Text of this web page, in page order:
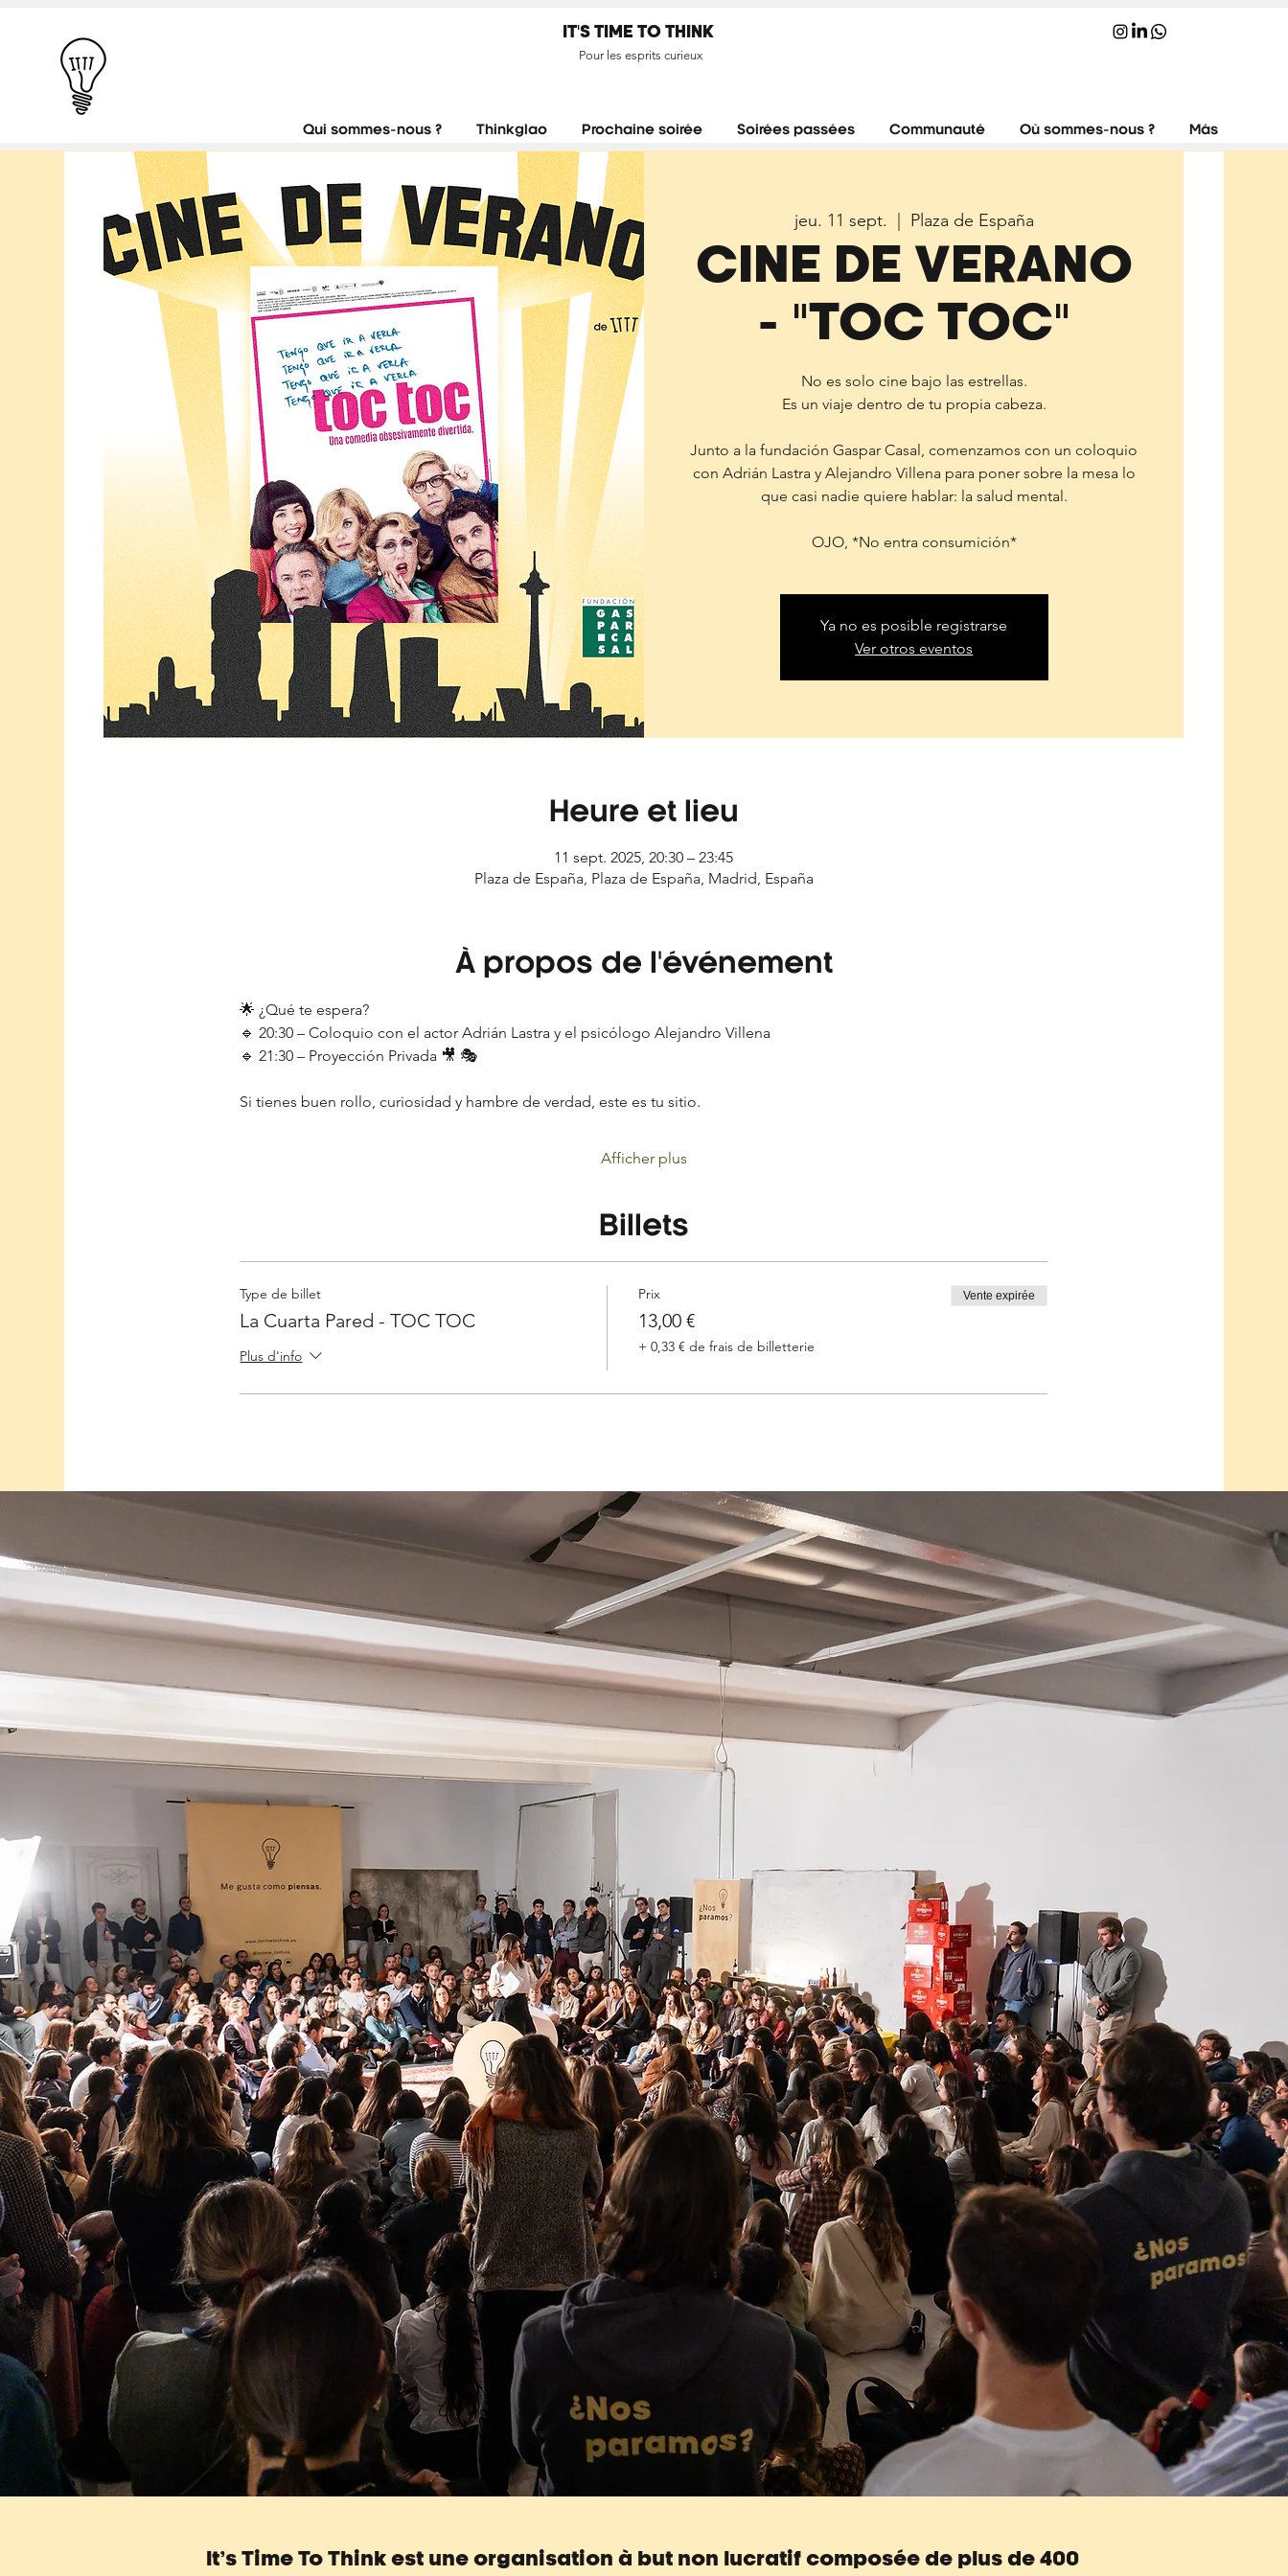
Qui sommes-nous ? Thinkglao Prochaine soirée Soirées passées Communauté Où sommes-nous ? Más
IT'S TIME TO THINK
Pour les esprits curieux
jeu. 11 sept. Plaza de España
CINE DE VERANO
- "TOC TOC"
No es solo cine bajo las estrellas.
Es un viaje dentro de tu propia cabeza.
Junto a la fundación Gaspar Casal, comenzamos con un coloquio
con Adrián Lastra y Alejandro Villena para poner sobre la mesa lo
que casi nadie quiere hablar: la salud mental.
OJO, *No entra consumición*
Ya no es posible registrarse
Ver otros eventos
Heure et lieu
11 sept. 2025, 20:30 – 23:45
Plaza de España, Plaza de España, Madrid, España
À propos de l'événement
🌟 ¿Qué te espera?
🔹 20:30 – Coloquio con el actor Adrián Lastra y el psicólogo Alejandro Villena
🔹 21:30 – Proyección Privada 🎥 🎭
Si tienes buen rollo, curiosidad y hambre de verdad, este es tu sitio.
Afficher plus
Billets
Type de billet
La Cuarta Pared - TOC TOC
Plus d'info
Prix
13,00 €
+ 0,33 € de frais de billetterie
Vente expirée
It’s Time To Think est une organisation à but non lucratif composée de plus de 400